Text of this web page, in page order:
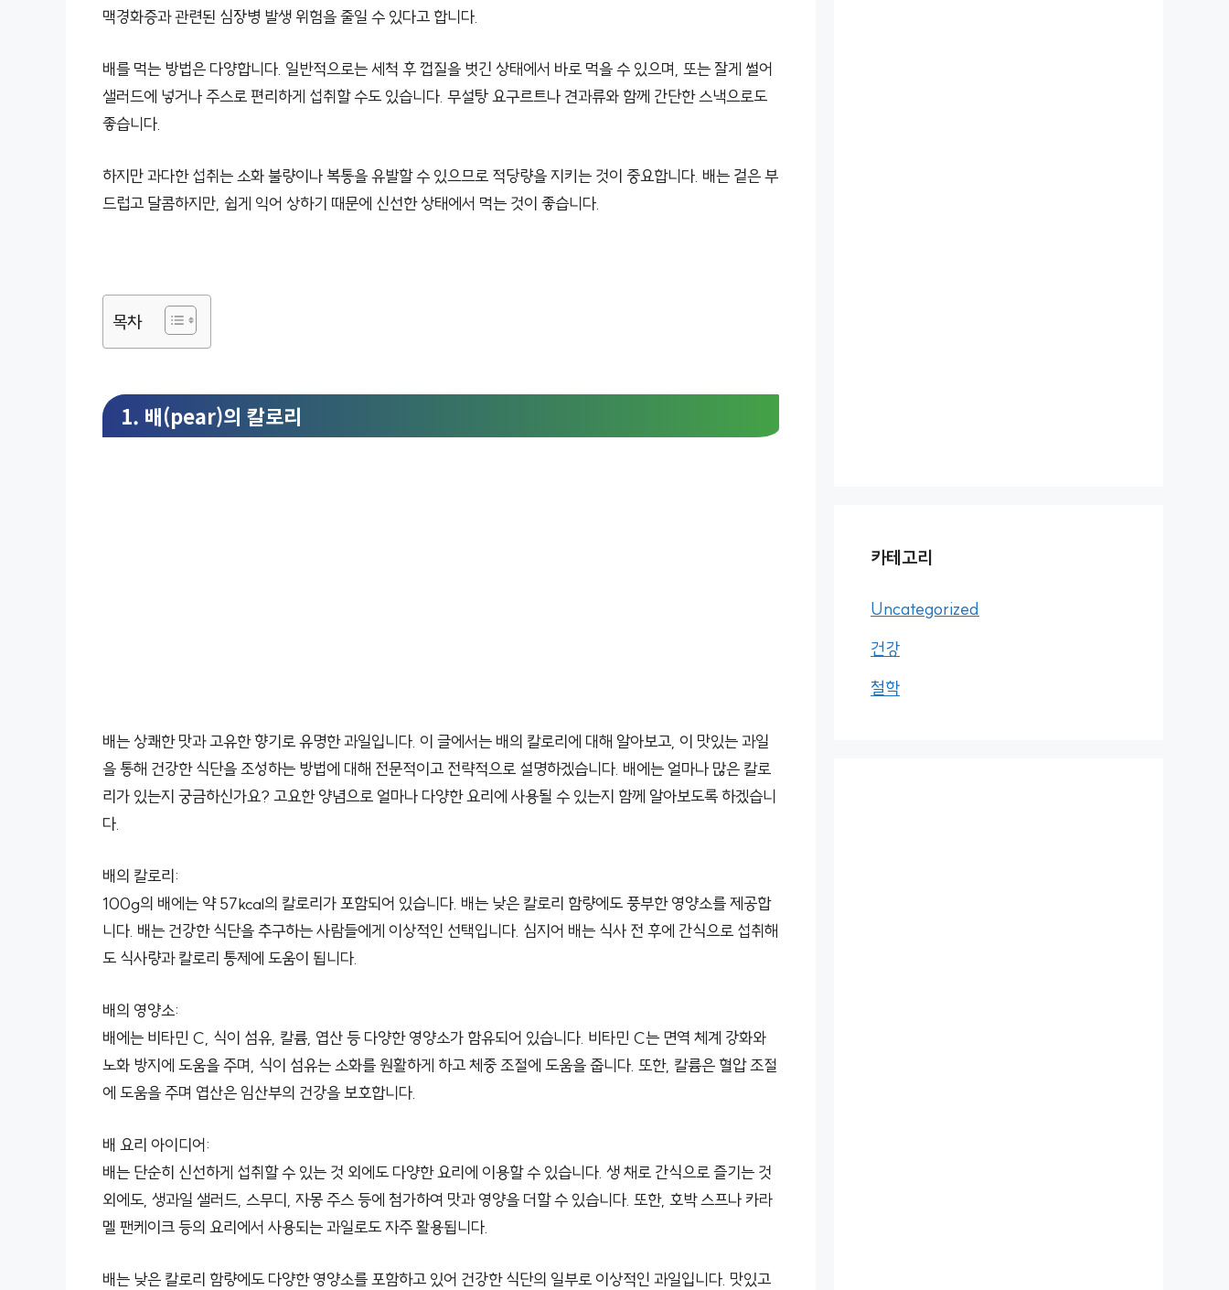
맥경화증과 관련된 심장병 발생 위험을 줄일 수 있다고 합니다.
배를 먹는 방법은 다양합니다. 일반적으로는 세척 후 껍질을 벗긴 상태에서 바로 먹을 수 있으며, 또는 잘게 썰어
샐러드에 넣거나 주스로 편리하게 섭취할 수도 있습니다. 무설탕 요구르트나 견과류와 함께 간단한 스낵으로도
좋습니다.
하지만 과다한 섭취는 소화 불량이나 복통을 유발할 수 있으므로 적당량을 지키는 것이 중요합니다. 배는 겉은 부
드럽고 달콤하지만, 쉽게 익어 상하기 때문에 신선한 상태에서 먹는 것이 좋습니다.
목차
1. 배(pear)의 칼로리
배는 상쾌한 맛과 고유한 향기로 유명한 과일입니다. 이 글에서는 배의 칼로리에 대해 알아보고, 이 맛있는 과일
을 통해 건강한 식단을 조성하는 방법에 대해 전문적이고 전략적으로 설명하겠습니다. 배에는 얼마나 많은 칼로
리가 있는지 궁금하신가요? 고요한 양념으로 얼마나 다양한 요리에 사용될 수 있는지 함께 알아보도록 하겠습니
다.
배의 칼로리:
100g의 배에는 약 57kcal의 칼로리가 포함되어 있습니다. 배는 낮은 칼로리 함량에도 풍부한 영양소를 제공합
니다. 배는 건강한 식단을 추구하는 사람들에게 이상적인 선택입니다. 심지어 배는 식사 전 후에 간식으로 섭취해
도 식사량과 칼로리 통제에 도움이 됩니다.
배의 영양소:
배에는 비타민 C, 식이 섬유, 칼륨, 엽산 등 다양한 영양소가 함유되어 있습니다. 비타민 C는 면역 체계 강화와
노화 방지에 도움을 주며, 식이 섬유는 소화를 원활하게 하고 체중 조절에 도움을 줍니다. 또한, 칼륨은 혈압 조절
에 도움을 주며 엽산은 임산부의 건강을 보호합니다.
배 요리 아이디어:
배는 단순히 신선하게 섭취할 수 있는 것 외에도 다양한 요리에 이용할 수 있습니다. 생 채로 간식으로 즐기는 것
외에도, 생과일 샐러드, 스무디, 자몽 주스 등에 첨가하여 맛과 영양을 더할 수 있습니다. 또한, 호박 스프나 카라
멜 팬케이크 등의 요리에서 사용되는 과일로도 자주 활용됩니다.
배는 낮은 칼로리 함량에도 다양한 영양소를 포함하고 있어 건강한 식단의 일부로 이상적인 과일입니다. 맛있고
카테고리
Uncategorized
건강
철학